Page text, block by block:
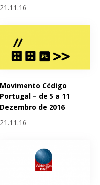
21.11.16
Movimento Código
Portugal – de 5 a 11
Dezembro de 2016
21.11.16